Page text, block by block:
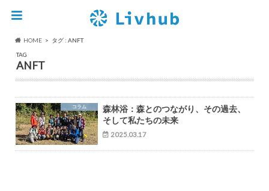
HOME
タグ : ANFT
TAG
ANFT
コラム
森林浴：森とのつながり、その過去、
そして私たちの未来
2025.03.17